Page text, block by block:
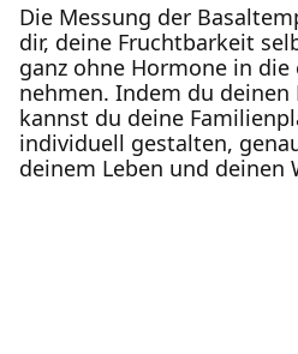
Die Messung der
dir, deine Fruchtbarkeit
ganz ohne Hormone in die
nehmen. Indem du deinen
kannst du deine
individuell gestalten,
deinem Leben und deinen